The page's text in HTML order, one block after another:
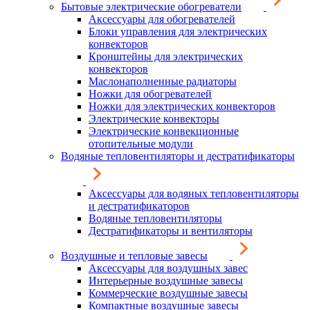
Бытовые электрические обогреватели
Аксессуары для обогревателей
Блоки управления для электрических
конвекторов
Кронштейны для электрических
конвекторов
Маслонаполненные радиаторы
Ножки для обогревателей
Ножки для электрических конвекторов
Электрические конвекторы
Электрические конвекционные
отопительные модули
Водяные тепловентиляторы и дестратификаторы
Аксессуары для водяных тепловентиляторы
и дестратификаторов
Водяные тепловентиляторы
Дестратификаторы и вентиляторы
Воздушные и тепловые завесы
Аксессуары для воздушных завес
Интерьерные воздушные завесы
Коммерческие воздушные завесы
Компактные воздушные завесы